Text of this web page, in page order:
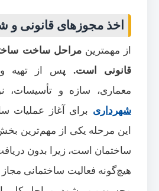
اخذ مجوزهای قانونی و
از مهمترینمراحل ساخت
قانونی است. پس از تهیه و
معماری، سازه و تأسیسات،
شهرداری برای آغاز
این مرحله یکی از مهم‌ترین
ساختمان است، زیرا بدون
هیچ‌گونه فعالیت ساختمانی